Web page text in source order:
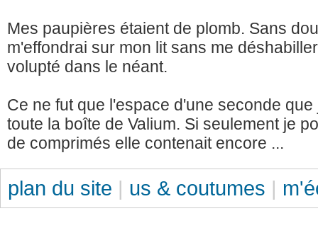
Mes paupières étaient de plomb. Sans
m'effondrai sur mon lit sans me
volupté dans le néant.
Ce ne fut que l'espace d'une seconde
toute la boîte de Valium. Si seulement je
de comprimés elle contenait encore ...
plan du site | us & coutumes |